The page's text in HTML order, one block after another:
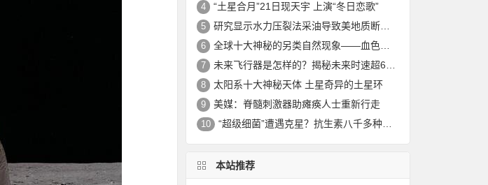
4 “土星合月”21日现天宇 上演“冬日恋歌”
5 研究显示水力压裂法采油导致美地质断层重新活跃
6 全球十大神秘的另类自然现象——血色瀑布_大火瀑布_磁山等！
7 未来飞行器是怎样的？揭秘未来时速超6000公里的飞行器
8 太阳系十大神秘天体 土星奇异的土星环
9 美媒：脊髓刺激器助瘫痪人士重新行走
10 “超级细菌”遭遇克星？抗生素八千多种新组合效果惊人
本站推荐